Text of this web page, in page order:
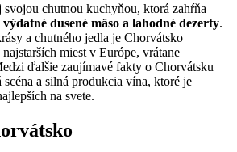
svojou chutnou kuchyňou, ktorá zahŕňa
dusené mäso a lahodné dezerty.
a chutného jedla je Chorvátsko
miest v Európe, vrátane
ďalšie zaujímavé fakty o Chorvátsku
a silná produkcia vína, ktoré je
na svete.